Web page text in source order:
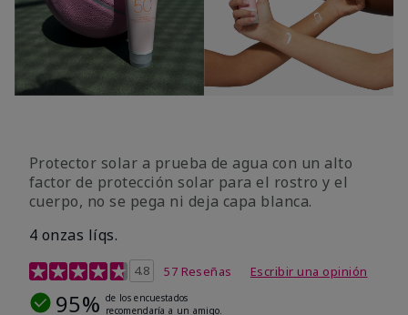
Protector solar a prueba de agua con un alto
factor de protección solar para el rostro y el
cuerpo, no se pega ni deja capa blanca.
4 onzas líqs.
Calificación de clientes de 4,2 de 5
4.8 57 Reseñas Escribir una opinión
95% de los encuestados
recomendaría a un amigo.